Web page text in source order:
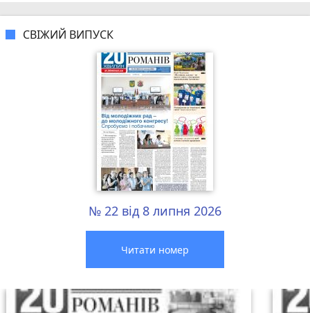
СВІЖИЙ ВИПУСК
№ 22 від 8 липня 2026
Читати номер